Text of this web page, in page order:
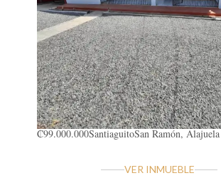
₡99.000.000SantiaguitoSan Ramón, Alajuela
VER INMUEBLE